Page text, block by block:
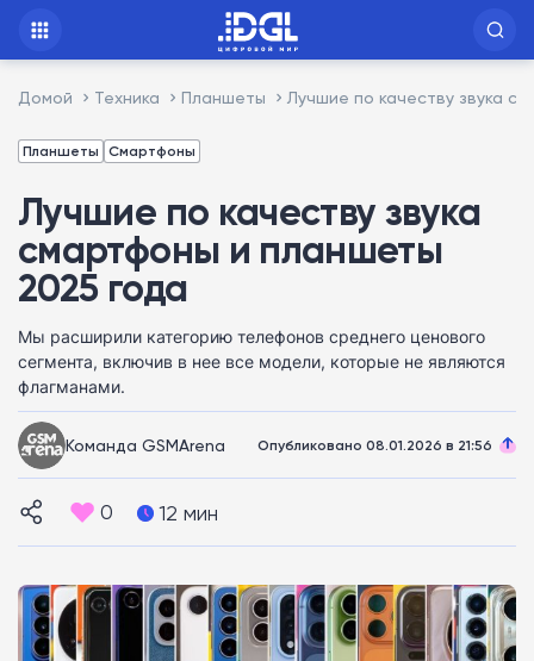
Домой Техника Планшеты Лучшие по качеству звука
Планшеты Смартфоны
Лучшие по качеству звука
смартфоны и планшеты
2025 года
Мы расширили категорию телефонов среднего ценового
сегмента, включив в нее все модели, которые не являются
флагманами.
Команда GSMArena Опубликовано 08.01.2026 в 21:56
0 12 мин